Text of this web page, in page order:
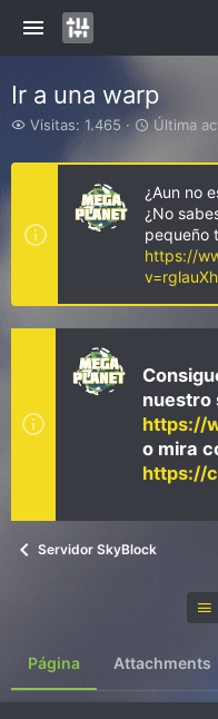
Ir a una warp
V
s
a
s
Visitas: 1.465
Ú
t
m
a
a
c
t
u
z
a
c
ó
n
Última
¿Aun no
¿No
pequeño
https://
nuestro
https://
o mira
https://
Servidor SkyBlock
Página Attachments